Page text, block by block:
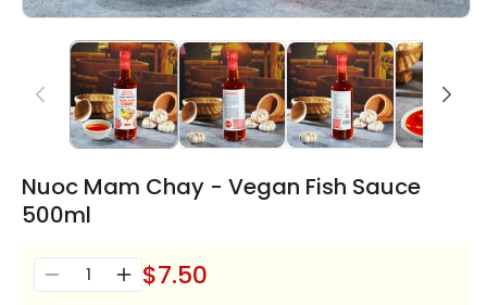
Nuoc Mam Chay - Vegan Fish Sauce
500ml
Giảm
Số
Tăng$7.50